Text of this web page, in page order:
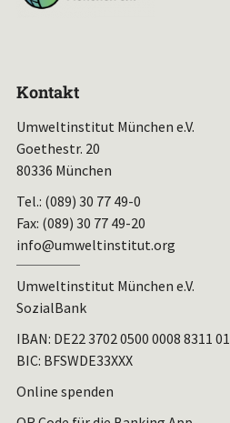
Kontakt
Umweltinstitut München e.V.
Goethestr. 20
80336 München
Tel.: (089) 30 77 49-0
Fax: (089) 30 77 49-20
info@umweltinstitut.org
Umweltinstitut München e.V.
SozialBank
IBAN: DE22 3702 0500 0008 8311 01
BIC: BFSWDE33XXX
Online spenden